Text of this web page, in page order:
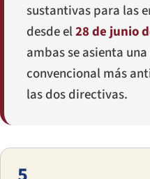
sustantivas para las
desde el28 de junio
ambas se asienta
convencional más
las dos directivas.